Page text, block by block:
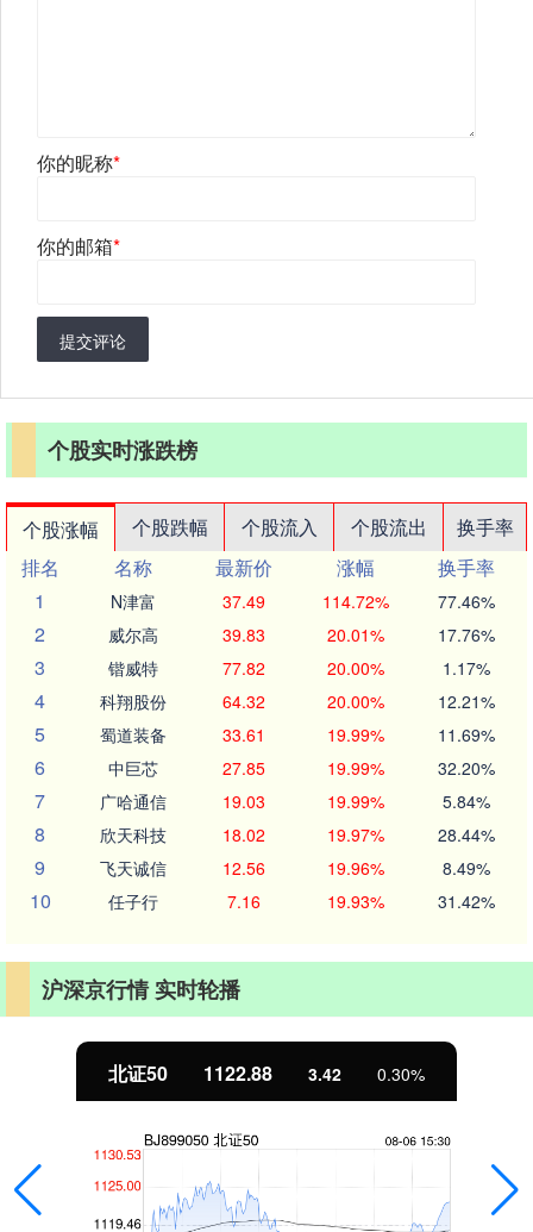
你的昵称*
你的邮箱*
提交评论
个股实时涨跌榜
个股涨幅 个股跌幅 个股流入 个股流出
换手率
排名
名称 最新价 涨幅
换手率
1
N津富 37.49 114.72% 77.46%
2 威尔高 39.83 20.01% 17.76%
3 锴威特 77.82 20.00% 1.17%
4 科翔股份 64.32 20.00% 12.21%
5 蜀道装备 33.61 19.99% 11.69%
6 中巨芯 27.85 19.99% 32.20%
7 广哈通信 19.03 19.99% 5.84%
8 欣天科技 18.02 19.97% 28.44%
9 飞天诚信 12.56 19.96% 8.49%
10 任子行 7.16 19.93% 31.42%
沪深京行情 实时轮播
北证50 1122.88 3.42 0.30%